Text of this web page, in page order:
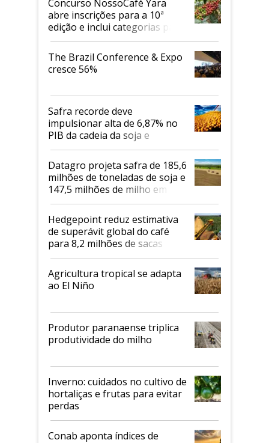
Concurso NossoCafé Yara
abre inscrições para a 10ª
edição e inclui categorias para
cafés Canephora
The Brazil Conference & Expo
cresce 56%
Safra recorde deve
impulsionar alta de 6,87% no
PIB da cadeia da soja e
biodiesel em 2026
Datagro projeta safra de 185,6
milhões de toneladas de soja e
147,5 milhões de milho em
2026/27
Hedgepoint reduz estimativa
de superávit global do café
para 8,2 milhões de sacas
Agricultura tropical se adapta
ao El Niño
Produtor paranaense triplica
produtividade do milho
Inverno: cuidados no cultivo de
hortaliças e frutas para evitar
perdas
Conab aponta índices de